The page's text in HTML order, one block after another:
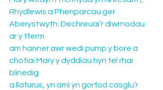
Rhydlewis a Phenparcau ger
Aberystwyth. Dechreuai’r diwrnodau
ar y fferm
am hanner awr wedi pump y bore a
chofiai Mary y dyddiau hyn fel rhai
blinedig
a llafurus, yn aml yn gorfod casglu’r